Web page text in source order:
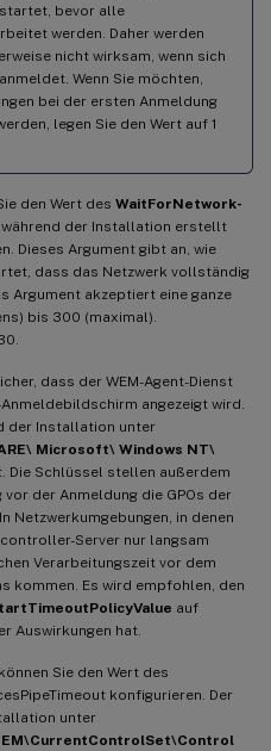
bevor alle
werden. Daher werden
nicht wirksam, wenn sich
Wenn Sie möchten,
bei der ersten Anmeldung
legen Sie den Wert auf 1
den Wert des WaitForNetwork-
während der Installation erstellt
Dieses Argument gibt an, wie
dass das Netzwerk vollständig
Argument akzeptiert eine ganze
bis 300 (maximal).
dass der WEM-Agent-Dienst
angezeigt wird.
der Installation unter
Microsoft\ Windows NT\
Die Schlüssel stellen außerdem
der Anmeldung die GPOs der
Netzwerkumgebungen, in denen
Server nur langsam
Verarbeitungszeit vor dem
kommen. Es wird empfohlen, den
auf
Auswirkungen hat.
Sie den Wert des
konfigurieren. Der
unter